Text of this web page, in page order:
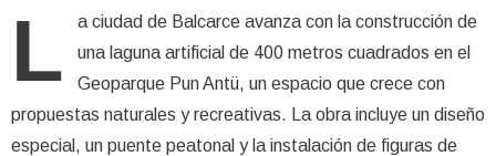
L
a ciudad de Balcarce avanza con la construcción de
una laguna artificial de 400 metros cuadrados en el
Geoparque Pun Antü, un espacio que crece con
propuestas naturales y recreativas. La obra incluye un diseño
especial, un puente peatonal y la instalación de figuras de